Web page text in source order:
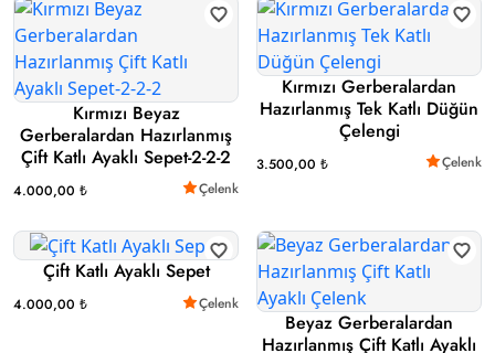
Kırmızı Beyaz
Gerberalardan Hazırlanmış
Çift Katlı Ayaklı Sepet-2-2-2
4.000,00 ₺ Çelenk
Kırmızı Gerberalardan
Hazırlanmış Tek Katlı Düğün
Çelengi
3.500,00 ₺ Çelenk
Çift Katlı Ayaklı Sepet
4.000,00 ₺ Çelenk
Beyaz Gerberalardan
Hazırlanmış Çift Katlı Ayaklı